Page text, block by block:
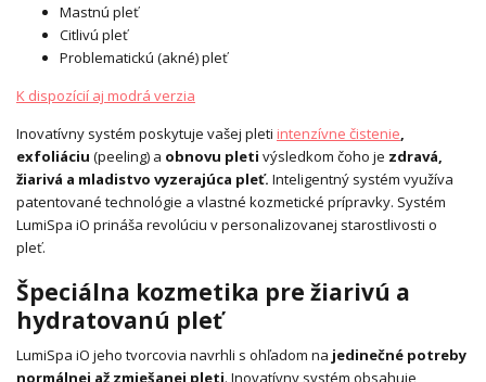
Mastnú pleť
Citlivú pleť
Problematickú (akné) pleť
K dispozícií aj modrá verzia
Inovatívny systém poskytuje vašej pleti intenzívne čistenie
exfoliáciu (peeling) a obnovu pleti výsledkom čoho je zdravá,
žiarivá a mladistvo vyzerajúca pleť. Inteligentný systém využíva
patentované technológie a vlastné kozmetické prípravky. Systém
LumiSpa iO prináša revolúciu v personalizovanej starostlivosti o
pleť.
Špeciálna kozmetika pre žiarivú a
hydratovanú pleť
LumiSpa iO jeho tvorcovia navrhli s ohľadom na jedinečné potreby
normálnej až zmiešanej pleti. Inovatívny systém obsahuje